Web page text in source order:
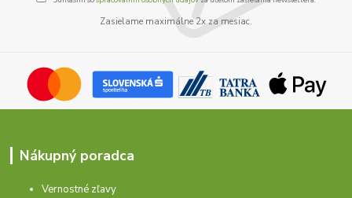
Zasielame maximálne 2x za mesiac.
Nákupný poradca
Vernostné zľavy